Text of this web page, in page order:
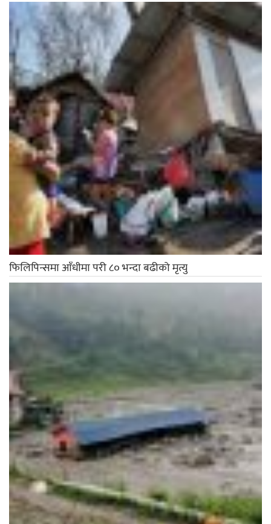
फिलिपिन्समा आँधीमा परी ८० भन्दा बढीको मृत्यु